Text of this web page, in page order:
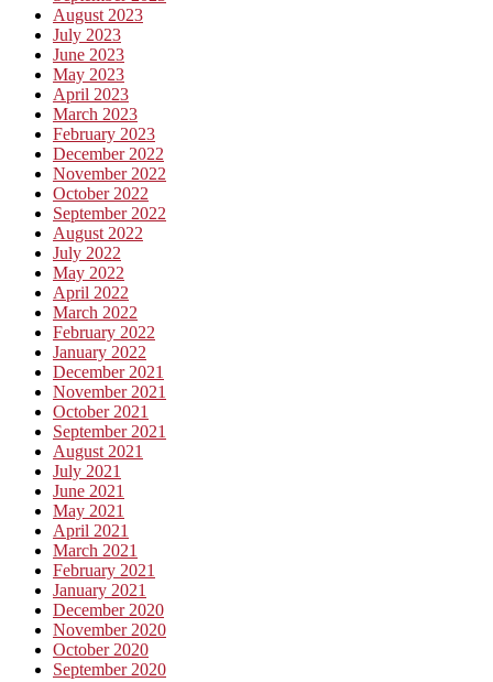
August 2023
July 2023
June 2023
May 2023
April 2023
March 2023
February 2023
December 2022
November 2022
October 2022
September 2022
August 2022
July 2022
May 2022
April 2022
March 2022
February 2022
January 2022
December 2021
November 2021
October 2021
September 2021
August 2021
July 2021
June 2021
May 2021
April 2021
March 2021
February 2021
January 2021
December 2020
November 2020
October 2020
September 2020